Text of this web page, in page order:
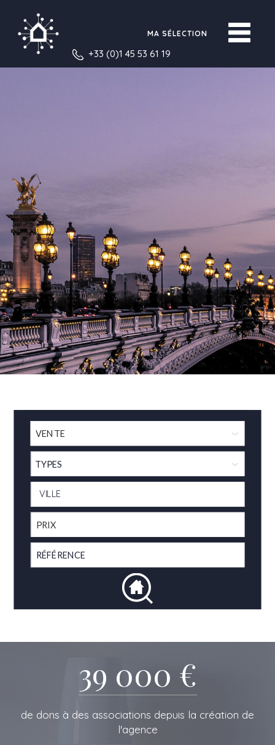
MA SÉLECTION
+33 (0)1 45 53 61 19
TYPES
39 000 €
de dons à des associations depuis la création de
l'agence